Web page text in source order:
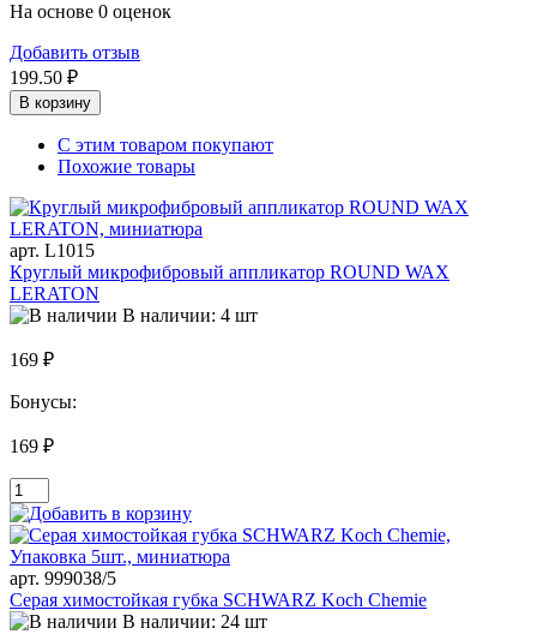
На основе 0 оценок
Добавить отзыв
199.50 ₽
В корзину
С этим товаром покупают
Похожие товары
арт. L1015
Круглый микрофибровый аппликатор ROUND WAX
LERATON
В наличии: 4 шт
169 ₽
Бонусы:
169 ₽
арт. 999038/5
Серая химостойкая губка SCHWARZ Koch Chemie
В наличии: 24 шт